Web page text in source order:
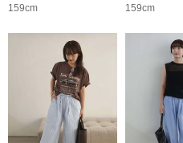
159cm
159cm